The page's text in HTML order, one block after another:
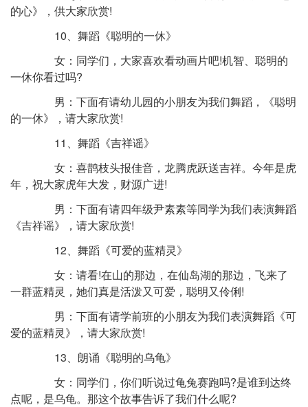
的心》，供大家欣赏!
10、舞蹈《聪明的一休》
女：同学们，大家喜欢看动画片吧!机智、聪明的
一休你看过吗?
男：下面有请幼儿园的小朋友为我们舞蹈，《聪明
的一休》，请大家欣赏!
11、舞蹈《吉祥谣》
女：喜鹊枝头报佳音，龙腾虎跃送吉祥。今年是虎
年，祝大家虎年大发，财源广进!
男：下面有请四年级尹素素等同学为我们表演舞蹈
《吉祥谣》，请大家欣赏!
12、舞蹈《可爱的蓝精灵》
女：请看!在山的那边，在仙岛湖的那边，飞来了
一群蓝精灵，她们真是活泼又可爱，聪明又伶俐!
男：下面有请学前班的小朋友为我们表演舞蹈《可
爱的蓝精灵》，请大家欣赏!
13、朗诵《聪明的乌龟》
女：同学们，你们听说过龟兔赛跑吗?是谁到达终
点呢，是乌龟。那这个故事告诉了我们什么呢?